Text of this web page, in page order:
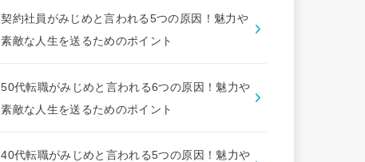
契約社員がみじめと言われる5つの原因！魅力や
素敵な人生を送るためのポイント
50代転職がみじめと言われる6つの原因！魅力や
素敵な人生を送るためのポイント
40代転職がみじめと言われる5つの原因！魅力や